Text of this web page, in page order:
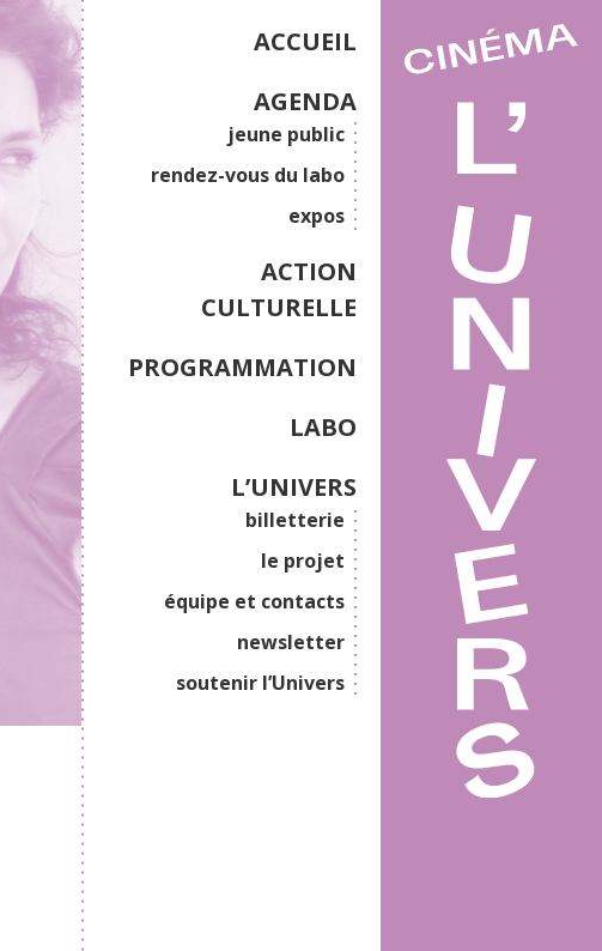
ACCUEIL
AGENDA
jeune public
rendez-vous du labo
expos
ACTION
CULTURELLE
PROGRAMMATION
LABO
L’UNIVERS
billetterie
le projet
équipe et contacts
newsletter
soutenir l’Univers